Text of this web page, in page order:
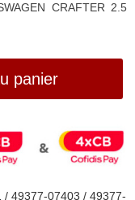
CRAFTER 2.5
panier
/ 49377-07403 / 49377-